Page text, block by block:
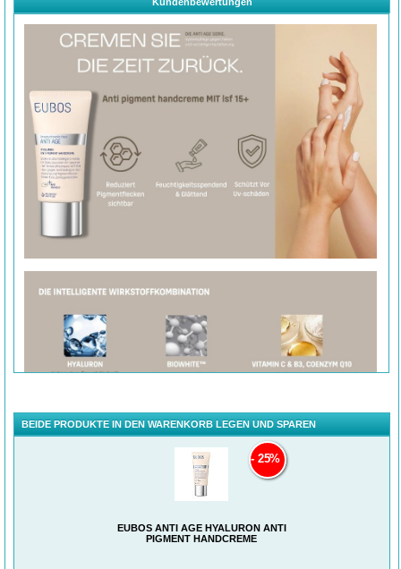
BEIDE PRODUKTE IN DEN WARENKORB LEGEN UND SPAREN
EUBOS ANTI AGE HYALURON ANTI
PIGMENT HANDCREME
25%